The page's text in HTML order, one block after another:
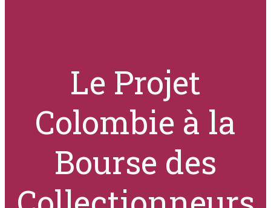
Le Projet
Colombie à la
Bourse des